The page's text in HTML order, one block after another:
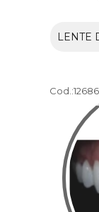
LENTE
Cod.:12686